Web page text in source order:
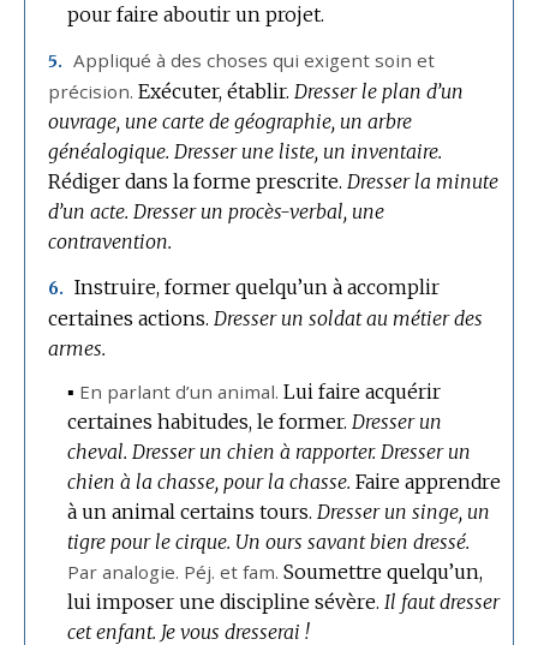
pour faire aboutir un projet.
5. Appliqué à des choses qui exigent soin et
précision. Exécuter, établir. Dresser le plan d’un
ouvrage, une carte de géographie, un arbre
généalogique. Dresser une liste, un inventaire.
Rédiger dans la forme prescrite. Dresser la minute
d’un acte. Dresser un procès-verbal, une
contravention.
6. Instruire, former quelqu’un à accomplir
certaines actions. Dresser un soldat au métier des
armes.
▪ En parlant d’un animal. Lui faire acquérir
certaines habitudes, le former. Dresser un
cheval. Dresser un chien à rapporter. Dresser un
chien à la chasse, pour la chasse. Faire apprendre
à un animal certains tours. Dresser un singe, un
tigre pour le cirque. Un ours savant bien dressé.
Par analogie. Péj. et fam. Soumettre quelqu’un,
lui imposer une discipline sévère. Il faut dresser
cet enfant. Je vous dresserai !